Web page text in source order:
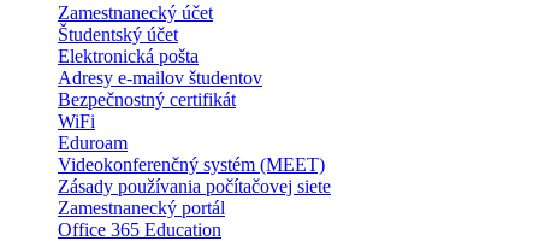
Zamestnanecký účet
Študentský účet
Elektronická pošta
Adresy e-mailov študentov
Bezpečnostný certifikát
WiFi
Eduroam
Videokonferenčný systém (MEET)
Zásady používania počítačovej siete
Zamestnanecký portál
Office 365 Education